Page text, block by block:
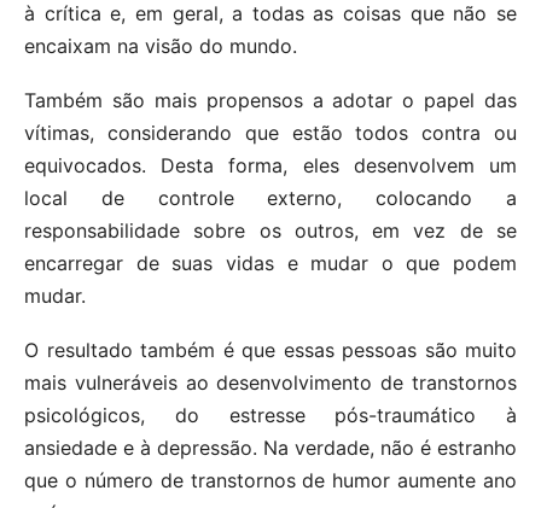
à crítica e, em geral, a todas as coisas que não se
encaixam na visão do mundo.
Também são mais propensos a adotar o papel das
vítimas, considerando que estão todos contra ou
equivocados. Desta forma, eles desenvolvem um
local de controle externo, colocando a
responsabilidade sobre os outros, em vez de se
encarregar de suas vidas e mudar o que podem
mudar.
O resultado também é que essas pessoas são muito
mais vulneráveis ao desenvolvimento de transtornos
psicológicos, do estresse pós-traumático à
ansiedade e à depressão. Na verdade, não é estranho
que o número de transtornos de humor aumente ano